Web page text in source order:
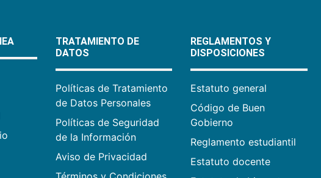
TRATAMIENTO DE
DATOS
Políticas de Tratamiento
de Datos Personales
Políticas de Seguridad
de la Información
Aviso de Privacidad
REGLAMENTOS Y
DISPOSICIONES
Estatuto general
Código de Buen
Gobierno
Reglamento estudiantil
Estatuto docente